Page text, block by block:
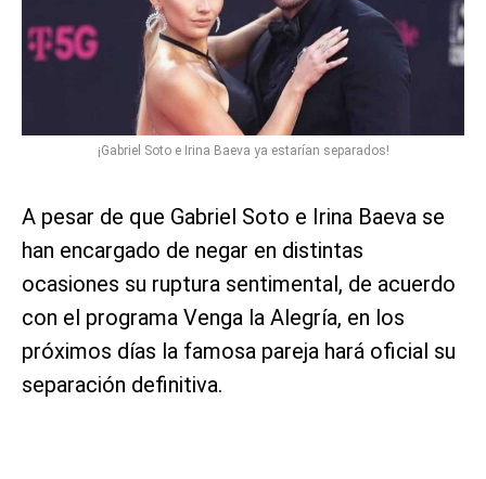
¡Gabriel Soto e Irina Baeva ya estarían separados!
A pesar de que Gabriel Soto e Irina Baeva se
han encargado de negar en distintas
ocasiones su ruptura sentimental, de acuerdo
con el programa Venga la Alegría, en los
próximos días la famosa pareja hará oficial su
separación definitiva.